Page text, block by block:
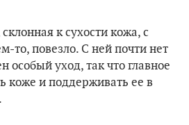
к сухости кожа, с
то, повезло. С ней почти нет
особый уход, так что главное
коже и поддерживать ее в